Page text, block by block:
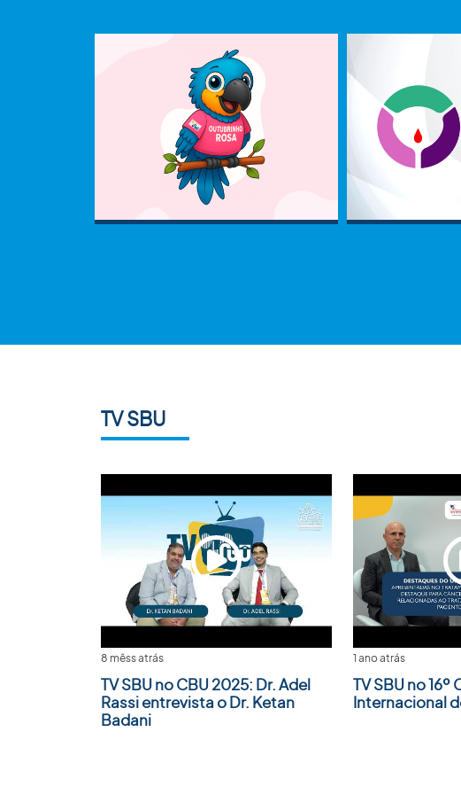
TV SBU
8 mêss atrás
TV SBU no CBU 2025: Dr. Adel
Rassi entrevista o Dr. Ketan
Badani
1 ano atrás
TV SBU no
Internacional